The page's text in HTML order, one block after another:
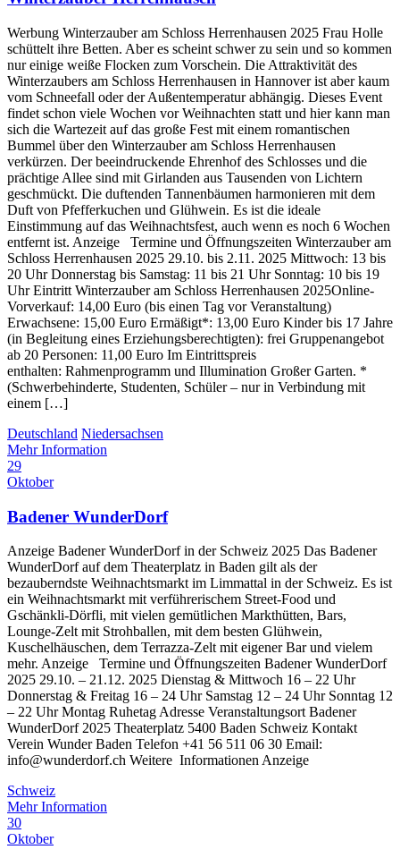
Werbung Winterzauber am Schloss Herrenhausen 2025 Frau Holle
schüttelt ihre Betten. Aber es scheint schwer zu sein und so kommen
nur einige weiße Flocken zum Vorschein. Die Attraktivität des
Winterzaubers am Schloss Herrenhausen in Hannover ist aber kaum
vom Schneefall oder der Außentemperatur abhängig. Dieses Event
findet schon viele Wochen vor Weihnachten statt und hier kann man
sich die Wartezeit auf das große Fest mit einem romantischen
Bummel über den Winterzauber am Schloss Herrenhausen
verkürzen. Der beeindruckende Ehrenhof des Schlosses und die
prächtige Allee sind mit Girlanden aus Tausenden von Lichtern
geschmückt. Die duftenden Tannenbäumen harmonieren mit dem
Duft von Pfefferkuchen und Glühwein. Es ist die ideale
Einstimmung auf das Weihnachtsfest, auch wenn es noch 6 Wochen
entfernt ist. Anzeige Termine und Öffnungszeiten Winterzauber am
Schloss Herrenhausen 2025 29.10. bis 2.11. 2025 Mittwoch: 13 bis
20 Uhr Donnerstag bis Samstag: 11 bis 21 Uhr Sonntag: 10 bis 19
Uhr Eintritt Winterzauber am Schloss Herrenhausen 2025Online-
Vorverkauf: 14,00 Euro (bis einen Tag vor Veranstaltung)
Erwachsene: 15,00 Euro Ermäßigt*: 13,00 Euro Kinder bis 17 Jahre
(in Begleitung eines Erziehungsberechtigten): frei Gruppenangebot
ab 20 Personen: 11,00 Euro Im Eintrittspreis
enthalten: Rahmenprogramm und Illumination Großer Garten. *
(Schwerbehinderte, Studenten, Schüler – nur in Verbindung mit
einem […]
Deutschland Niedersachsen
Mehr Information
29
Oktober
Badener WunderDorf
Anzeige Badener WunderDorf in der Schweiz 2025 Das Badener
WunderDorf auf dem Theaterplatz in Baden gilt als der
bezauberndste Weihnachtsmarkt im Limmattal in der Schweiz. Es ist
ein Weihnachtsmarkt mit verführerischem Street-Food und
Gschänkli-Dörfli, mit vielen gemütlichen Markthütten, Bars,
Lounge-Zelt mit Strohballen, mit dem besten Glühwein,
Kuschelhäuschen, dem Terrazza-Zelt mit eigener Bar und vielem
mehr. Anzeige Termine und Öffnungszeiten Badener WunderDorf
2025 29.10. – 21.12. 2025 Dienstag & Mittwoch 16 – 22 Uhr
Donnerstag & Freitag 16 – 24 Uhr Samstag 12 – 24 Uhr Sonntag 12
– 22 Uhr Montag Ruhetag Adresse Veranstaltungsort Badener
WunderDorf 2025 Theaterplatz 5400 Baden Schweiz Kontakt
Verein Wunder Baden Telefon +41 56 511 06 30 Email:
info@wunderdorf.ch Weitere Informationen Anzeige
Schweiz
Mehr Information
30
Oktober